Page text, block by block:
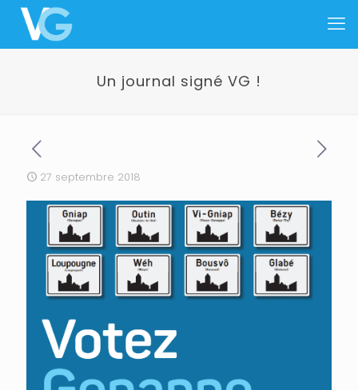
Un journal signé VG !
27 septembre 2018